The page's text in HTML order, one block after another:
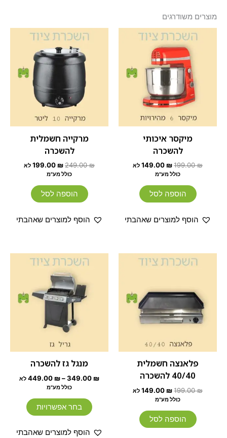
מוצרים משודרגים
מיקסר איכותי
להשכרה
199.00₪
המחיר
המקורי
היה:
199.00 ₪.
149.00 ₪
המחיר
הנוכחי
לא
כולל מע"מ
הוספה לסל
הוסף למוצרים שאהבתי
מרקייה חשמלית
להשכרה
249.00₪
המחיר
המקורי
היה:
249.00 ₪.
199.00 ₪
המחיר
לא
כולל מע"מ
הוספה לסל
הוסף למוצרים שאהבתי
פלאנצה חשמלית
40/40 להשכרה
199.00₪
המחיר
המקורי
149.00 ₪
המחיר
לא
כולל מע"מ
הוספה לסל
מנגל גז להשכרה
349.00 ₪
–
449.00 ₪
לא
כולל מע"מ
בחר אפשרויות
מספר
המוצר
הוסף למוצרים שאהבתי